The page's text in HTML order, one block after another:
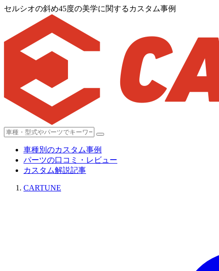
セルシオの斜め45度の美学に関するカスタム事例
車種別のカスタム事例
パーツの口コミ・レビュー
カスタム解説記事
CARTUNE